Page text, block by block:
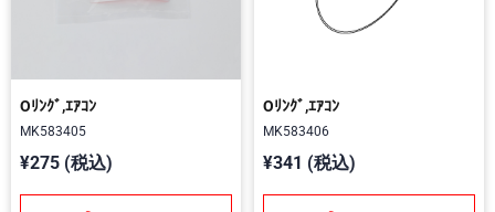
Oﾘﾝｸﾞ,ｴｱｺﾝ
MK583405
¥275 (税込)
Oﾘﾝｸﾞ,ｴｱｺﾝ
MK583406
¥341 (税込)